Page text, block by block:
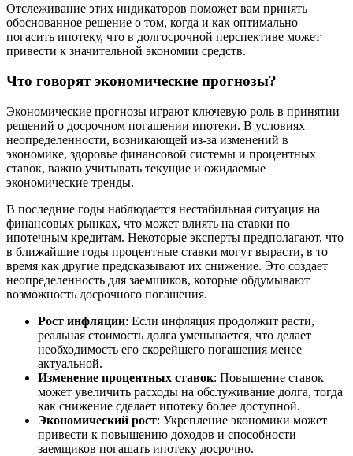
Отслеживание этих индикаторов поможет вам принять
обоснованное решение о том, когда и как оптимально
погасить ипотеку, что в долгосрочной перспективе может
привести к значительной экономии средств.
Что говорят экономические прогнозы?
Экономические прогнозы играют ключевую роль в принятии
решений о досрочном погашении ипотеки. В условиях
неопределенности, возникающей из-за изменений в
экономике, здоровье финансовой системы и процентных
ставок, важно учитывать текущие и ожидаемые
экономические тренды.
В последние годы наблюдается нестабильная ситуация на
финансовых рынках, что может влиять на ставки по
ипотечным кредитам. Некоторые эксперты предполагают, что
в ближайшие годы процентные ставки могут вырасти, в то
время как другие предсказывают их снижение. Это создает
неопределенность для заемщиков, которые обдумывают
возможность досрочного погашения.
Рост инфляции: Если инфляция продолжит расти,
реальная стоимость долга уменьшается, что делает
необходимость его скорейшего погашения менее
актуальной.
Изменение процентных ставок: Повышение ставок
может увеличить расходы на обслуживание долга, тогда
как снижение сделает ипотеку более доступной.
Экономический рост: Укрепление экономики может
привести к повышению доходов и способности
заемщиков погашать ипотеку досрочно.